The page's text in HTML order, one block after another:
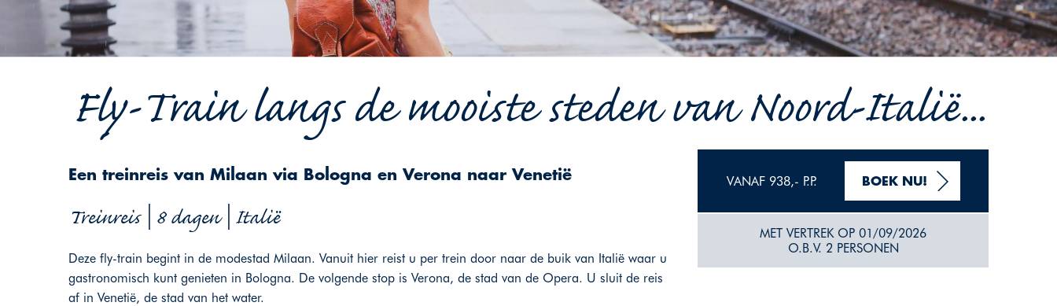
Fly-Train langs de mooiste steden van Noord-Italië...
Een treinreis van Milaan via Bologna en Verona naar Venetië
Treinreis | 8 dagen | Italië
Deze fly-train begint in de modestad Milaan. Vanuit hier reist u per trein door naar de buik van Italië waar u
gastronomisch kunt genieten in Bologna. De volgende stop is Verona, de stad van de Opera. U sluit de reis
af in Venetië, de stad van het water.
VANAF 938,- P.P. BOEK NU!
MET VERTREK OP 01/09/2026
O.B.V. 2 PERSONEN